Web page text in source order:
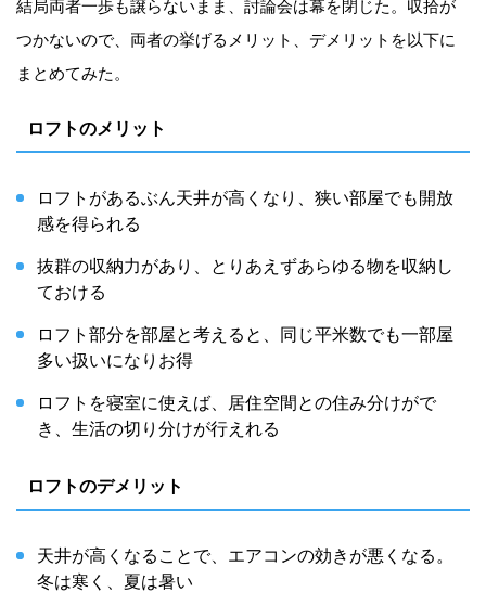
結局両者一歩も譲らないまま、討論会は幕を閉じた。収拾が
つかないので、両者の挙げるメリット、デメリットを以下に
まとめてみた。
ロフトのメリット
ロフトがあるぶん天井が高くなり、狭い部屋でも開放
感を得られる
抜群の収納力があり、とりあえずあらゆる物を収納し
ておける
ロフト部分を部屋と考えると、同じ平米数でも一部屋
多い扱いになりお得
ロフトを寝室に使えば、居住空間との住み分けがで
き、生活の切り分けが行えれる
ロフトのデメリット
天井が高くなることで、エアコンの効きが悪くなる。
冬は寒く、夏は暑い